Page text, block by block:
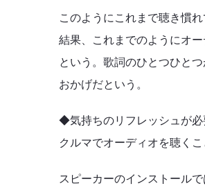
このようにこれまで聴き慣
結果、これまでのようにオ
という。歌詞のひとつひと
おかげだという。
◆気持ちのリフレッシュが必
クルマでオーディオを聴く
スピーカーのインストール